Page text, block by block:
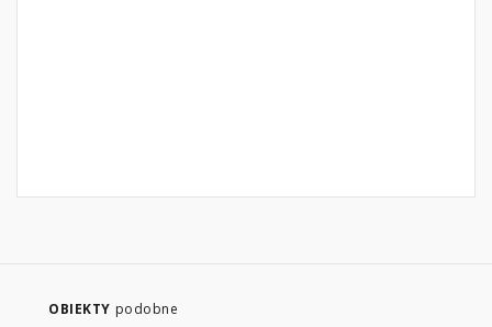
OBIEKTY podobne